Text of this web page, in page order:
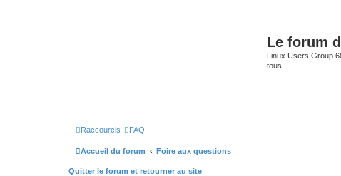
Le forum
Linux Users Group
tous.
Raccourcis FAQ
Accueil du forum Foire aux questions
Quitter le forum et retourner au site